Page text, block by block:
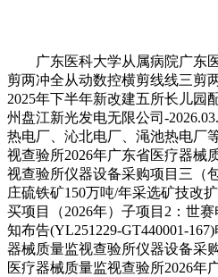
广东医科大学从属病院广东医
剪两冲全从动数控横剪线线三剪
2025年下半年新改建五所长儿园
州盘江新光发电无限公司-
热电厂、沁北电厂、渑池热电厂
视查验所2026年广东省医疗器械
视查验所仪器设备采购项目三（
庄硫铁矿150万吨/年采选矿技改
买项目（2026年）子项目2：世
知布告(YL251229-GT440001-
器械质量监视查验所仪器设备采
医疗器械质量监视查验所2026年